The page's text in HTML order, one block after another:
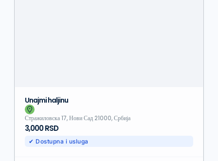
Unajmi haljinu
Стражиловска 17, Нови Сад 21000, Србија
3,000 RSD
✔ Dostupna i usluga